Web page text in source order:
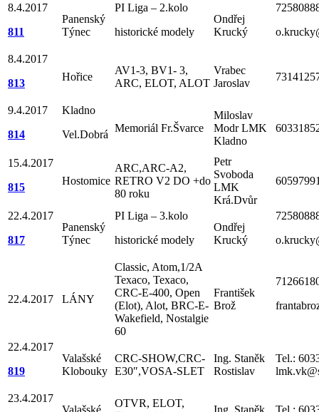
8.4.2017
811
Panenský
Týnec
PI Liga – 2.kolo
historické modely
Ondřej
Krucký
8.4.2017
813
Hořice
AV1-3, BV1- 3,
ARC, ELOT, ALOT
Vrabec
Jaroslav
9.4.2017
814
Kladno
Vel.Dobrá
Memoriál Fr.Švarce
Miloslav
Modr LMK
Kladno
15.4.2017
815
Hostomice
ARC,ARC-A2,
RETRO V2 DO +do
80 roku
Petr
Svoboda
LMK
Krá.Dvůr
22.4.2017
817
Panenský
Týnec
PI Liga – 3.kolo
historické modely
Ondřej
Krucký
22.4.2017 LÁNY
Classic, Atom,1/2A
Texaco, Texaco,
CRC-E-400, Open
(Elot), Alot, BRC-E-
Wakefield, Nostalgie
60
František
Brož
22.4.2017
819
Valašské
Klobouky
CRC-SHOW,CRC-
E30″,VOSA-SLET
Ing. Staněk
Rostislav
Tel.:
23.4.2017
Valašské
OTVR, ELOT,
Ing. Staněk
Tel.: